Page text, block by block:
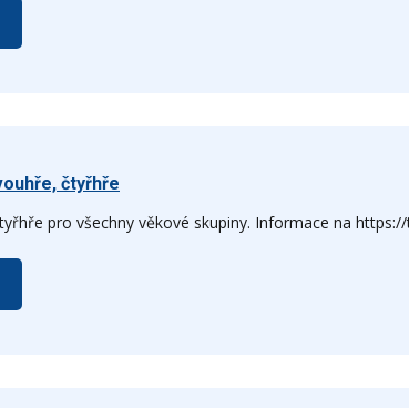
čtyřhře
pro všechny věkové skupiny. Informace na